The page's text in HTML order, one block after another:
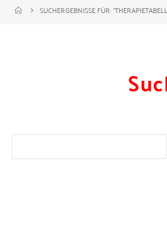
SUCHERGEBNISSE FÜR: